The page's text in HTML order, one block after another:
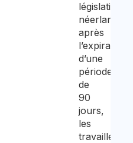
législation
néerlandaise,
après
l’expiration
d’une
période
de
90
jours,
les
travailleurs